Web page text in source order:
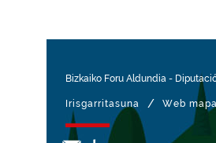
Bizkaiko Foru Aldundia -
Irisgarritasuna / Web